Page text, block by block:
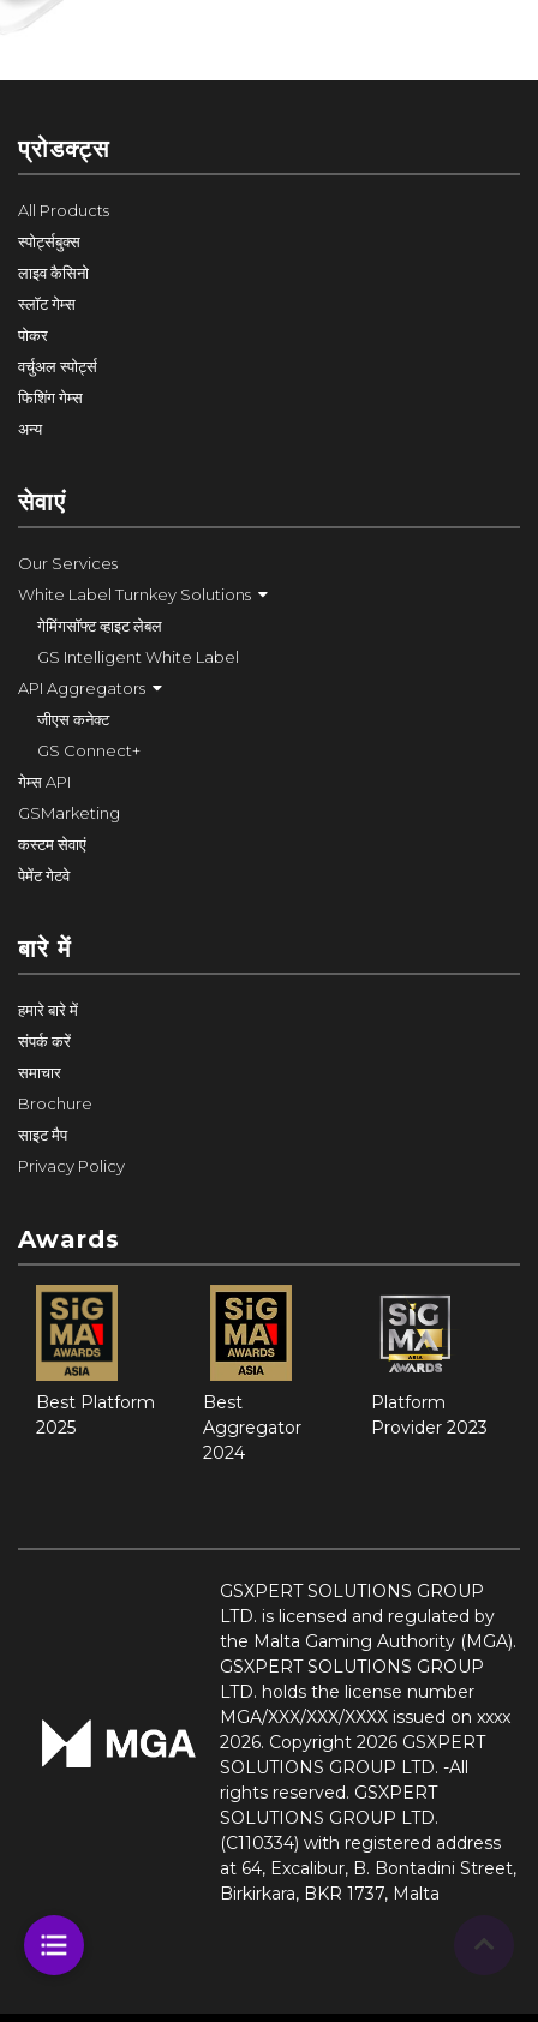
प्रोडक्ट्स
All Products
स्पोर्ट्सबुक्स
लाइव कैसिनो
स्लॉट गेम्स
पोकर
वर्चुअल स्पोर्ट्स
फिशिंग गेम्स
अन्य
सेवाएं
Our Services
White Label Turnkey Solutions
गेमिंगसॉफ्ट व्हाइट लेबल
GS Intelligent White Label
API Aggregators
जीएस कनेक्ट
GS Connect+
गेम्स API
GSMarketing
कस्टम सेवाएं
पेमेंट गेटवे
बारे में
हमारे बारे में
संपर्क करें
समाचार
Brochure
साइट मैप
Privacy Policy
Awards
Best Platform
2025
Best
Aggregator
2024
Platform
Provider 2023
GSXPERT SOLUTIONS GROUP
LTD. is licensed and regulated by
the Malta Gaming Authority (MGA).
GSXPERT SOLUTIONS GROUP
LTD. holds the license number
MGA/XXX/XXX/XXXX issued on xxxx
2026. Copyright 2026 GSXPERT
SOLUTIONS GROUP LTD. -All
rights reserved. GSXPERT
SOLUTIONS GROUP LTD.
(C110334) with registered address
at 64, Excalibur, B. Bontadini Street,
Birkirkara, BKR 1737, Malta